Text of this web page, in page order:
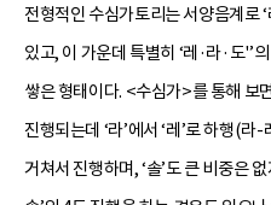
전형적인 수심가토리는 서양음계로
있고, 이 가운데 특별히 ‘레·라·도'’
쌓은 형태이다. <수심가>를 통해 보
진행되는데 ‘라’에서 ‘레’로 하행(라-
거쳐서 진행하며, ‘솔’도 큰 비중은